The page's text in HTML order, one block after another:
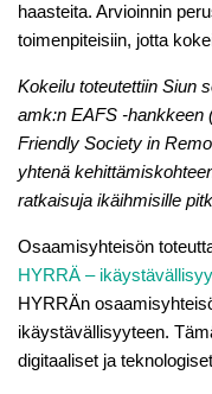
haasteita. Arvioinnin
toimenpiteisiin, jotta
Kokeilu toteutettiin Siun
amk:n EAFS ‑hankkeen
Friendly Society in
yhtenä
ratkaisuja ikäihmisille
Osaamisyhteisön
HYRRÄ –
HYRRÄn
ikäystävällisyyteen.
digitaaliset ja